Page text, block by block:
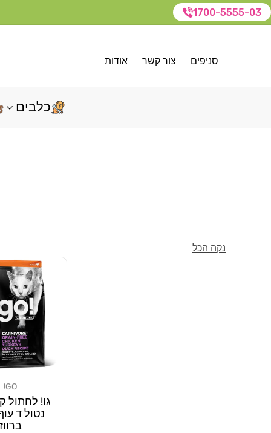
1700-5555-03
סניפים צור קשר אודות
כלבים
נקה הכל
GO!
גו! לחתול
נטול ד
ברווז